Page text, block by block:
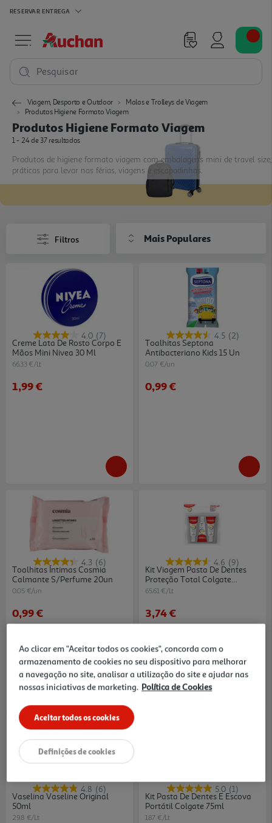
RESERVAR ENTREGA
Pesquisar
Viagem, Desporto e Outdoor
Malas e Trolleys de Viagem
Produtos Higiene Formato Viagem
Produtos Higiene Formato Viagem
1 - 24 de 37 resultados
Produtos de higiene formato viagem com embalagens mini de travel size,
práticas para levar nas férias, viagens e escapadinhas.
Filtros Mais Populares
4.0 (7)
Creme Lata De Rosto Corpo E
Mãos Mini Nivea 30 Ml
66.33 €/Lt
1,99 €
4.5 (2)
Toalhitas Septona
Antibacteriano Kids 15 Un
0.07 €/un
0,99 €
4.3 (6)
Toalhitas Íntimas Cosmia
Calmante S/perfume 20un
0.05 €/un
0,99 €
4.6 (9)
Kit Viagem Pasta De Dentes
Proteção Total Colgate
3x20ml
65.61 €/Lt
3,74 €
4.8 (6)
Vaselina Vaseline Original
50ml
29.8 €/Lt
5.0 (1)
Kit Pasta De Dentes E Escova
Portátil Colgate 75ml
187 €/Lt
Ao clicar em "Aceitar todos os cookies", concorda com o
armazenamento de cookies no seu dispositivo para melhorar
a navegação no site, analisar a utilização do site e ajudar nas
nossas iniciativas de marketing. Política de Cookies
Aceitar todos os cookies
Definições de cookies